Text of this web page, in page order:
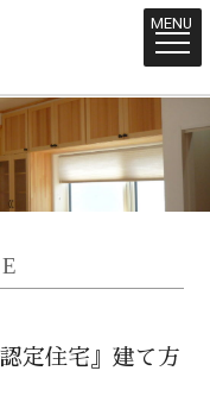
MENU
定住宅』建て方